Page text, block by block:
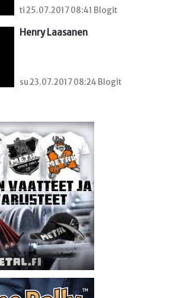
ti 25.07.2017 08:41 Blogit
Henry Laasanen
su 23.07.2017 08:24 Blogit